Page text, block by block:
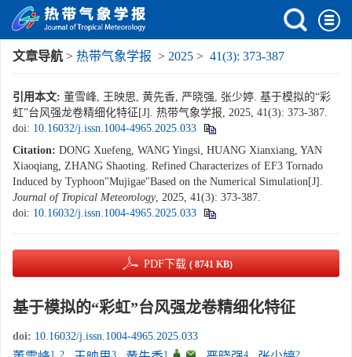
文章导航 > 热带气象学报 > 2025 > 41(3): 373-387
引用本文: 董雪峰, 王映思, 黄先香, 严晓强, 张少婷. 基于模拟的“彩
虹”台风强龙卷精细化特征[J]. 热带气象学报, 2025, 41(3): 373-387.
doi: 10.16032/j.issn.1004-4965.2025.033
Citation: DONG Xuefeng, WANG Yingsi, HUANG Xianxiang, YAN
Xiaoqiang, ZHANG Shaoting. Refined Characterizes of EF3 Tornado
Induced by Typhoon"Mujigae"Based on the Numerical Simulation[J].
Journal of Tropical Meteorology, 2025, 41(3): 373-387.
doi: 10.16032/j.issn.1004-4965.2025.033
PDF下载 ( 8741 KB)
基于模拟的“彩虹”台风强龙卷精细化特征
doi: 10.16032/j.issn.1004-4965.2025.033
1, 2 3 1, , 4 2